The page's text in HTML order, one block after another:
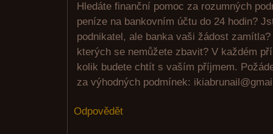
Hledáte finanční pomoc za rozumných
peníze na bankovním účtu do 24 hodin?
podnikatel, ale banka vaši žádost
kterých se nemůžete zbavit? V každém
kolik budete chtít s vaším příjmem.
za výhodných podmínek:
Odpovědět